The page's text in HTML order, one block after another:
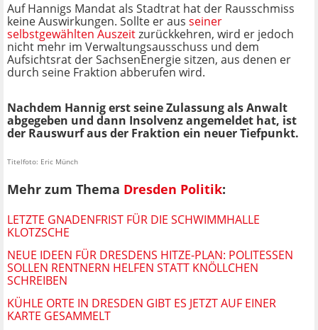
Auf Hannigs Mandat als Stadtrat hat der Rausschmiss
keine Auswirkungen. Sollte er aus seiner
selbstgewählten Auszeitzurückkehren, wird er jedoch
nicht mehr im Verwaltungsausschuss und dem
Aufsichtsrat der SachsenEnergie sitzen, aus denen er
durch seine Fraktion abberufen wird.
Nachdem Hannig erst seine Zulassung als Anwalt
abgegeben und dann Insolvenz angemeldet hat, ist
der Rauswurf aus der Fraktion ein neuer Tiefpunkt.
Titelfoto: Eric Münch
Mehr zum Thema Dresden Politik:
LETZTE GNADENFRIST FÜR DIE SCHWIMMHALLE
KLOTZSCHE
NEUE IDEEN FÜR DRESDENS HITZE-PLAN: POLITESSEN
SOLLEN RENTNERN HELFEN STATT KNÖLLCHEN
SCHREIBEN
KÜHLE ORTE IN DRESDEN GIBT ES JETZT AUF EINER
KARTE GESAMMELT